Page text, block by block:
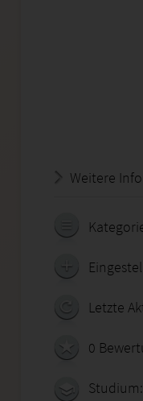
Weitere
Letzte
0
Studium: